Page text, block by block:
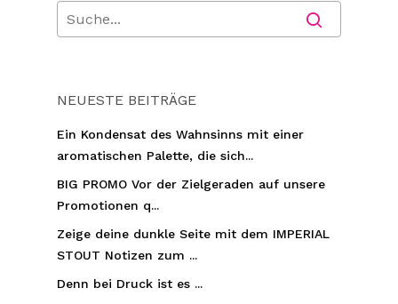
NEUESTE BEITRÄGE
Ein Kondensat des Wahnsinns mit einer
aromatischen Palette, die sich...
BIG PROMO Vor der Zielgeraden auf unsere
Promotionen q...
Zeige deine dunkle Seite mit dem IMPERIAL
STOUT Notizen zum ...
Denn bei Druck ist es ...